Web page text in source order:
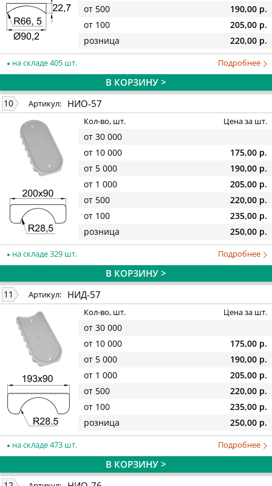
от 500
190,00 р.
от 100
205,00 р.
розница
220,00 р.
на складе 405 шт. Подробнее
В КОРЗИНУ >
10 Артикул: НИО-57
Кол-во, шт. Цена за шт.
от 30 000
от 10 000
175,00 р.
от 5 000
190,00 р.
от 1 000
205,00 р.
от 500
220,00 р.
от 100
235,00 р.
розница
250,00 р.
на складе 329 шт. Подробнее
В КОРЗИНУ >
11 Артикул: НИД-57
Кол-во, шт. Цена за шт.
от 30 000
от 10 000
175,00 р.
от 5 000
190,00 р.
от 1 000
205,00 р.
от 500
220,00 р.
от 100
235,00 р.
розница
250,00 р.
на складе 473 шт. Подробнее
В КОРЗИНУ >